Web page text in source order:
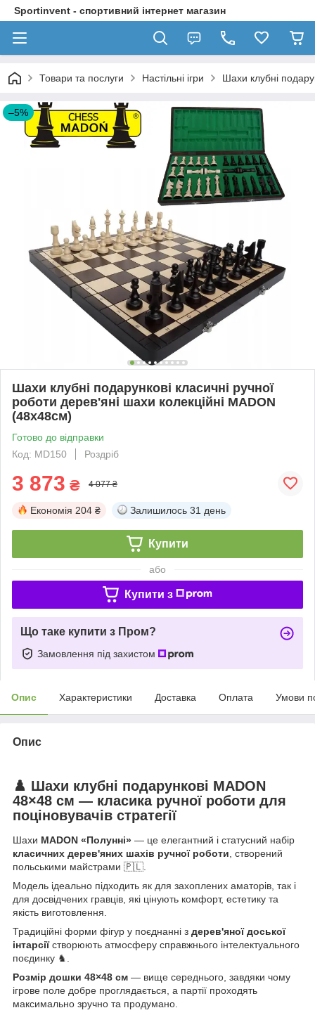
Sportinvent - спортивний інтернет магазин
Товари та послуги Настільні ігри Шахи клубні
–5%
Шахи клубні подарункові класичні ручної
роботи дерев'яні шахи колекційні MADON
(48x48см)
Готово до відправки
Код: MD150
Роздріб
3 873 ₴ 4 077 ₴
Економія 204 ₴ Залишилось 31 день
Купити
або
Купити з
Що таке купити з Пром?
Замовлення під захистом
Опис Характеристики Доставка Оплата Умови
Опис
♟️ Шахи клубні подарункові MADON
48×48 см — класика ручної роботи для
поціновувачів стратегії
Шахи MADON «Полунні» — це елегантний і статусний набір
класичних дерев'яних шахів ручної роботи, створений
польськими майстрами 🇵🇱.
Модель ідеально підходить як для захоплених аматорів, так і
для досвідчених гравців, які цінують комфорт, естетику та
якість виготовлення.
Традиційні форми фігур у поєднанні з дерев'яної доської
інтарсіїстворюють атмосферу справжнього інтелектуального
поєдинку ♞.
Розмір дошки 48×48 см — вище середнього, завдяки чому
ігрове поле добре проглядається, а партії проходять
максимально зручно та продумано.